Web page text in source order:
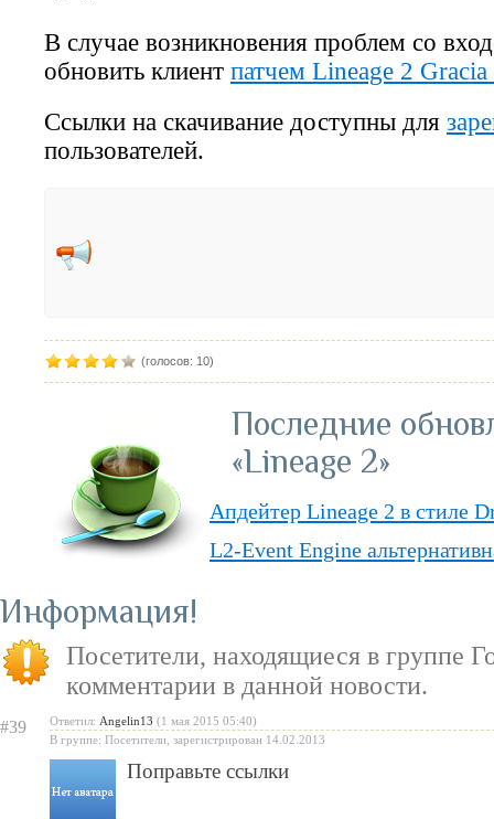
В случае возникновения проблем со
обновить клиент патчем Lineage 2
Ссылки на скачивание доступны для
пользователей.
(голосов: 10)
Последние
«Lineage 2»
Апдейтер Lineage 2 в стиле
L2-Event Engine
бесплатную модель
«Испеки свою любовь» —
Святого Валентина
Информация
Посетители, находящиеся в группе
комментарии в данной новости.
#39 Ответил: Angelin13 (1 мая 2015 05:40)
В группе: Посетители, зарегистрирован 14.02.2013
Поправьте ссылки